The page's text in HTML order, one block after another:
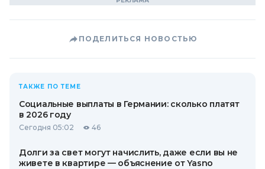
ПОДЕЛИТЬСЯ НОВОСТЬЮ
ТАКЖЕ ПО ТЕМЕ
Социальные выплаты в Германии: сколько платят
в 2026 году
Сегодня 05:02 46
Долги за свет могут начислить, даже если вы не
живете в квартире — объяснение от Yasno